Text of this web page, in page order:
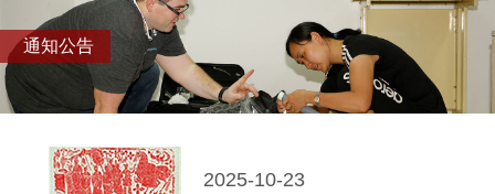
通知公告
2025-10-23